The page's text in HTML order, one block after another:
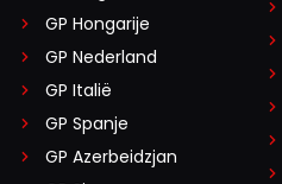
GP Hongarije
GP Nederland
GP Italië
GP Spanje
GP Azerbeidzjan